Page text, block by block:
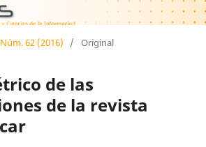
Núm. 62 (2016) / Original
de las
de la revista